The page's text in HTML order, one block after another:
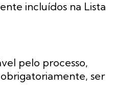
incluídos na Lista
pelo processo,
ser